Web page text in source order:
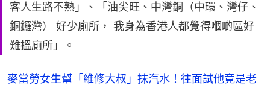
客人生路不熟」、「油尖旺、中灣銅（中環、灣仔、
銅鑼灣） 好少廁所， 我身為香港人都覺得嗰啲區好
難搵廁所」。
麥當勞女生幫「維修大叔」抹汽水！往面試他竟是老